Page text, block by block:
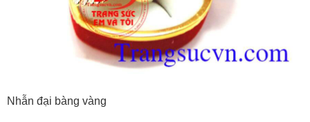
Nhẫn đại bàng vàng